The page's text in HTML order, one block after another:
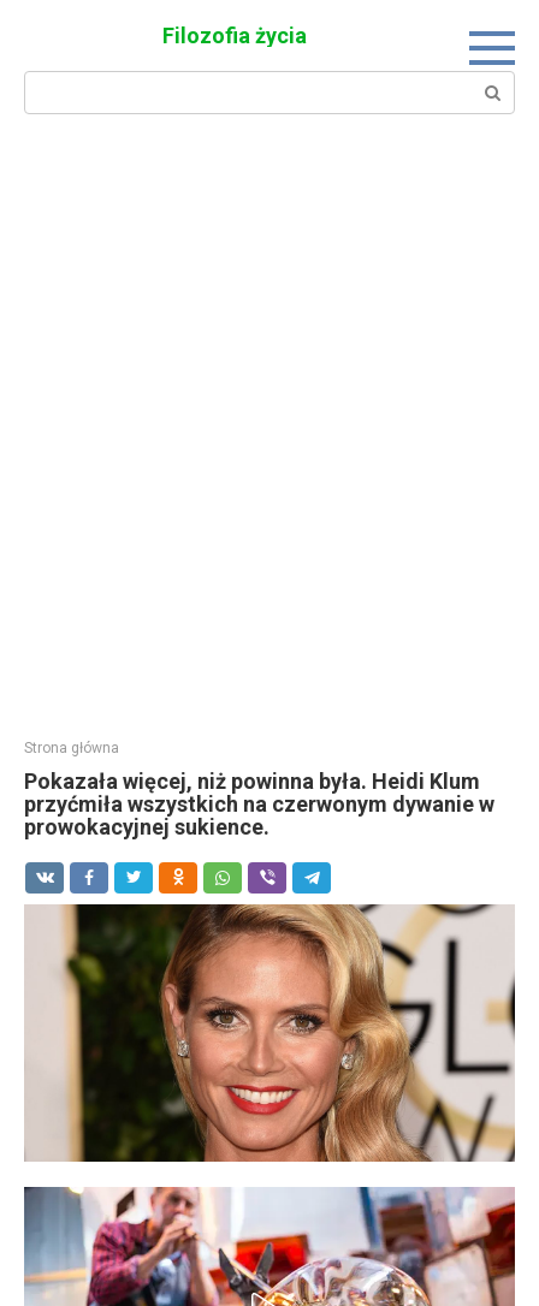
Filozofia życia
Search:
Strona główna
Pokazała więcej, niż powinna była. Heidi Klum
przyćmiła wszystkich na czerwonym dywanie w
prowokacyjnej sukience.